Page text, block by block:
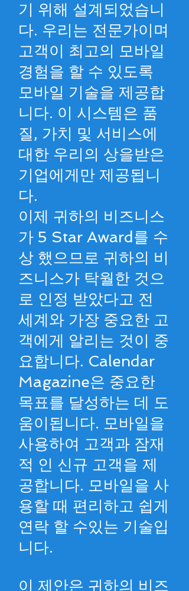
기 위해 설계되었습니
다. 우리는 전문가이며
고객이 최고의 모바일
경험을 할 수 있도록
모바일 기술을 제공합
니다. 이 시스템은 품
질, 가치 및 서비스에
대한 우리의 상을받은
기업에게만 제공됩니
다.
이제 귀하의 비즈니스
가 5 Star Award를 수
상 했으므로 귀하의 비
즈니스가 탁월한 것으
로 인정 받았다고 전
세계와 가장 중요한 고
객에게 알리는 것이 중
요합니다. Calendar
Magazine은 중요한
목표를 달성하는 데 도
움이됩니다. 모바일을
사용하여 고객과 잠재
적 인 신규 고객을 제
공합니다. 모바일을 사
용할 때 편리하고 쉽게
연락 할 수있는 기술입
니다.
이 제안은 귀하의 비즈